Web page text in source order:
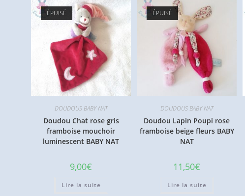
ÉPUISÉ
DOUDOUS BABY NAT
Doudou Chat rose gris
framboise mouchoir
luminescent BABY NAT
9,00€
Lire la suite
ÉPUISÉ
DOUDOUS BABY NAT
Doudou Lapin Poupi rose
framboise beige fleurs BABY
NAT
11,50€
Lire la suite